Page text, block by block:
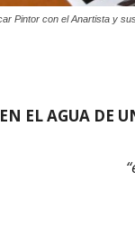
Pintor con el Anartista y
EL AGUA DE
“